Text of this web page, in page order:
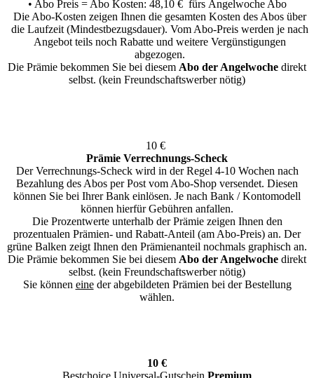
• Abo Preis = Abo Kosten: 48,10 € fürs Angelwoche Abo
Die Abo-Kosten zeigen Ihnen die gesamten Kosten des Abos über
die Laufzeit (Mindestbezugsdauer). Vom Abo-Preis werden je nach
Angebot teils noch Rabatte und weitere Vergünstigungen
abgezogen.
Die Prämie bekommen Sie bei diesem Abo der Angelwoche direkt
selbst. (kein Freundschaftswerber nötig)
10 €
Prämie Verrechnungs-Scheck
Der Verrechnungs-Scheck wird in der Regel 4-10 Wochen nach
Bezahlung des Abos per Post vom Abo-Shop versendet. Diesen
können Sie bei Ihrer Bank einlösen. Je nach Bank / Kontomodell
können hierfür Gebühren anfallen.
Die Prozentwerte unterhalb der Prämie zeigen Ihnen den
prozentualen Prämien- und Rabatt-Anteil (am Abo-Preis) an. Der
grüne Balken zeigt Ihnen den Prämienanteil nochmals graphisch an.
Die Prämie bekommen Sie bei diesem Abo der Angelwoche direkt
selbst. (kein Freundschaftswerber nötig)
Sie können eineder abgebildeten Prämien bei der Bestellung
wählen.
10 €
Bestchoice Universal-Gutschein Premium